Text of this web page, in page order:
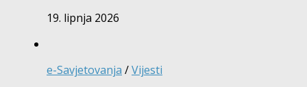
19. lipnja 2026
e-Savjetovanja /Vijesti